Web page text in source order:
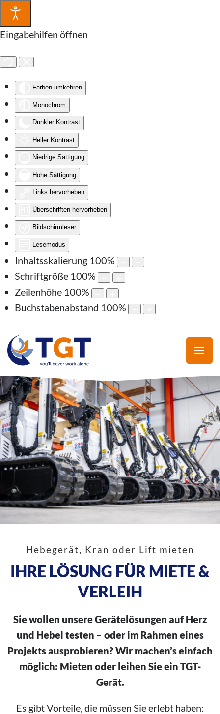
Eingabehilfen öffnen
Farben umkehren
Monochrom
Dunkler Kontrast
Heller Kontrast
Niedrige Sättigung
Hohe Sättigung
Links hervorheben
Überschriften hervorheben
Bildschirmleser
Lesemodus
Inhaltsskalierung 100%
Schriftgröße 100%
Zeilenhöhe 100%
Buchstabenabstand 100%
Hebegerät, Kran oder Lift mieten
IHRE LÖSUNG FÜR MIETE &
VERLEIH
Sie wollen unsere Gerätelösungen auf Herz
und Hebel testen – oder im Rahmen eines
Projekts ausprobieren? Wir machen’s einfach
möglich: Mieten oder leihen Sie ein TGT-
Gerät.
Es gibt Vorteile, die müssen Sie erlebt haben: